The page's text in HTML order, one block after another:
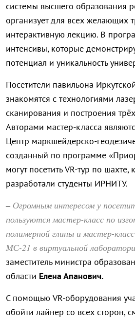
системы высшего образования
организует для всех желающих
интерактивную лекцию. В
интенсивы, которые
потенциал и уникальность
Посетители павильона
знакомятся с технологиями
сканирования и построения
Авторами мастер-класса
Центр маркшейдерско-
созданный по программе
могут посетить VR-тур по шахте,
разработали студенты ИРНИТУ.
– Огромным интересом у
пользуются мастер-класс по
полимерной глины и мастер-
МС-21 в виртуальной
заместитель министра
области Елена Апанович.
С помощью VR-оборудования
обойти лайнер со всех сторон,